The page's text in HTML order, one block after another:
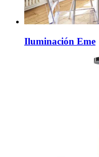
Iluminación Eme